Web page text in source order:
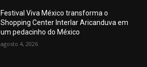
Festival Viva México transforma o
Shopping Center Interlar Aricanduva em
um pedacinho do México
agosto 4, 2026